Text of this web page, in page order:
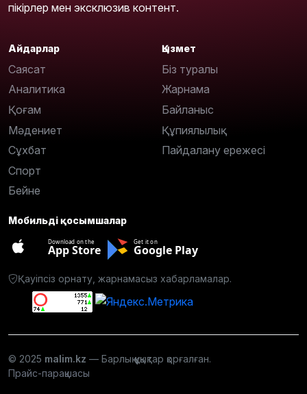
пікірлер мен эксклюзив контент.
Айдарлар
Саясат
Аналитика
Қоғам
Мәдениет
Сұхбат
Спорт
Бейне
Қызмет
Біз туралы
Жарнама
Байланыс
Құпиялылық
Пайдалану ережесі
Мобильді қосымшалар
Download on the
App Store
Get it on
Google Play
Қауіпсіз орнату, жарнамасыз хабарламалар.
© 2025 malim.kz — Барлық құқықтар қорғалған.
Прайс-парақшасы